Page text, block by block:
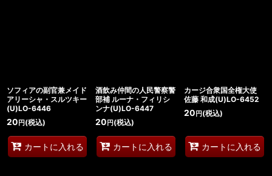
ソフィアの副官兼メイド
アリーシャ・スルツキー
(U)LO-6446
20 円 (税込)
カートに入れる
酒飲み仲間の人民警察警
部補 ルーナ・フィリシ
ンナ(U)LO-6447
20 円(税込)
カートに入れる
カージ合衆国全権大使
佐藤 和成(U)LO-6452
20 円(税込)
カートに入れる